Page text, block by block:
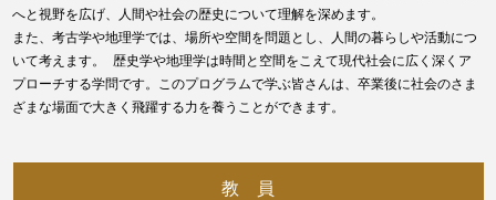
へと視野を広げ、人間や社会の歴史について理解を深めます。
また、考古学や地理学では、場所や空間を問題とし、人間の暮らしや活動につ
いて考えます。 歴史学や地理学は時間と空間をこえて現代社会に広く深くア
プローチする学問です。このプログラムで学ぶ皆さんは、卒業後に社会のさま
ざまな場面で大きく飛躍する力を養うことができます。
教 員